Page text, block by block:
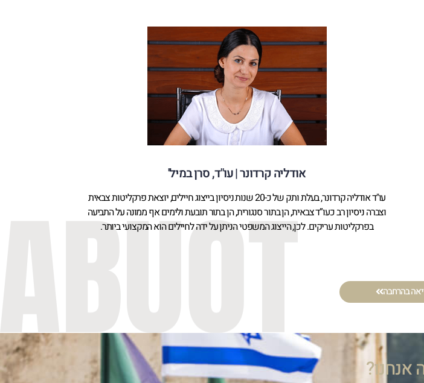
אודליה קרדונר | עו"ד, סרן במיל'
עו"ד אודליה קרדונר, בעלת ותק של כ-20 שנות ניסיון בייצוג חיילים, יוצאת פרקליטות צבאית
וצברה ניסיון רב כעו”ד צבאית, הן בתור סנגורית, הן בתור תובעת ולימים אף ממונה על התביעה
בפרקליטות עריקים. לכן, הייצוג המשפטי הניתן על ידה לחיילים הוא המקצועי ביותר.
בהרחבה
אנחנו?